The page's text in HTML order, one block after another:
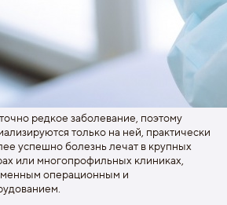
редкое заболевание, поэтому
только на ней, практически
успешно болезнь лечат в крупных
или многопрофильных клиниках,
операционным и